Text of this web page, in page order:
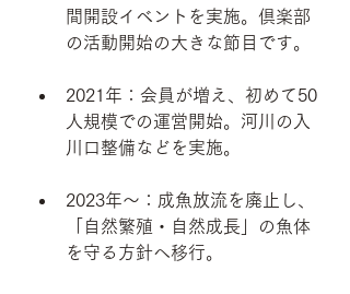
間開設イベントを実施。倶楽部
の活動開始の大きな節目です。
2021年：会員が増え、初めて50
人規模での運営開始。河川の入
川口整備などを実施。
2023年〜：成魚放流を廃止し、
「自然繁殖・自然成長」の魚体
を守る方針へ移行。